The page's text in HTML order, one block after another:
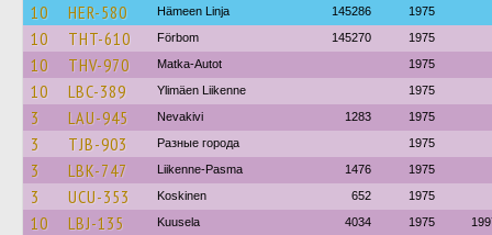
10 HER-580 Hämeen Linja 145286 1975
10 THT-610 Förbom 145270 1975
10 THV-970 Matka-Autot 1975
10 LBC-389 Ylimäen Liikenne 1975
3 LAU-945 Nevakivi 1283 1975
3 TJB-903 Разные города 1975
3 LBK-747 Liikenne-Pasma 1476 1975
3 UCU-353 Koskinen 652 1975
10 LBJ-135 Kuusela 4034 1975